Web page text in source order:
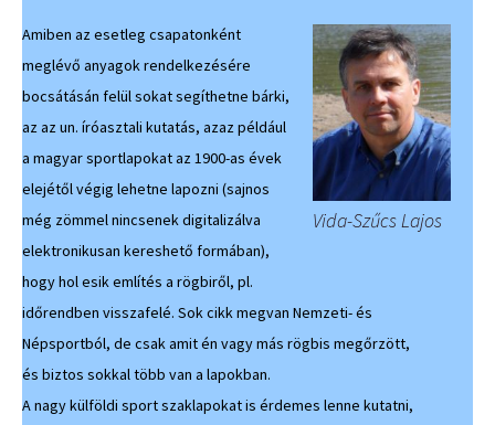
Vida-Szűcs Lajos
Amiben az esetleg csapatonként
meglévő anyagok rendelkezésére
bocsátásán felül sokat segíthetne bárki,
az az un. íróasztali kutatás, azaz például
a magyar sportlapokat az 1900-as évek
elejétől végig lehetne lapozni (sajnos
még zömmel nincsenek digitalizálva
elektronikusan kereshető formában),
hogy hol esik említés a rögbiről, pl.
időrendben visszafelé. Sok cikk megvan Nemzeti- és
Népsportból, de csak amit én vagy más rögbis megőrzött,
és biztos sokkal több van a lapokban.
A nagy külföldi sport szaklapokat is érdemes lenne kutatni,